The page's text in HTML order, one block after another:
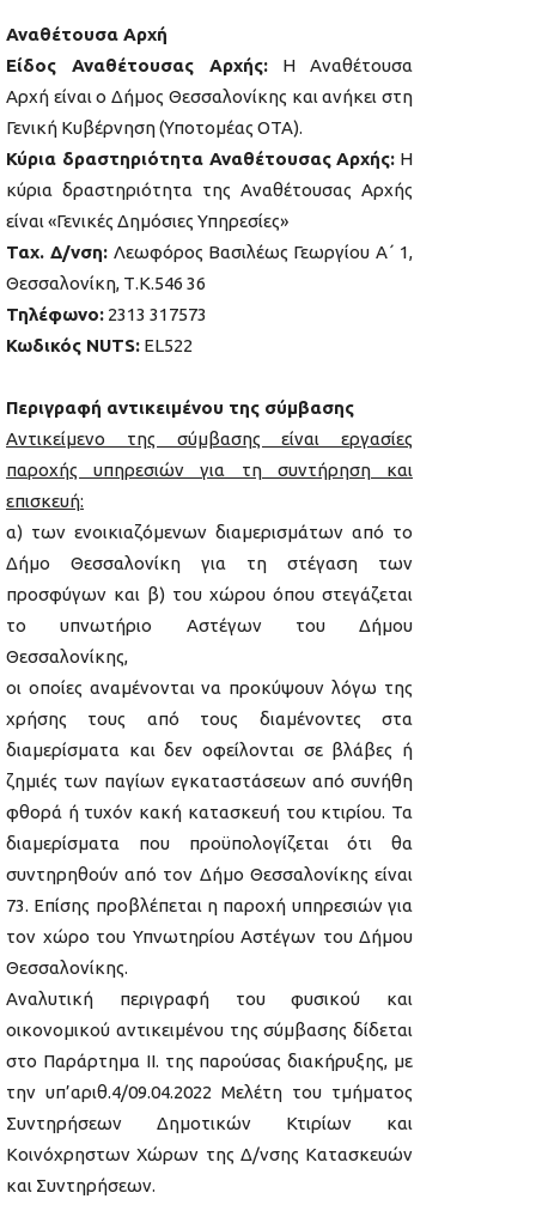
Αναθέτουσα Αρχή
Είδος Αναθέτουσας Αρχής: Η Αναθέτουσα
Αρχή είναι ο Δήμος Θεσσαλονίκης και ανήκει στη
Γενική Κυβέρνηση (Υποτομέας ΟΤΑ).
Κύρια δραστηριότητα Αναθέτουσας Αρχής: Η
κύρια δραστηριότητα της Αναθέτουσας Αρχής
είναι «Γενικές Δημόσιες Υπηρεσίες»
Ταχ. Δ/νση: Λεωφόρος Βασιλέως Γεωργίου Α΄ 1,
Θεσσαλονίκη, Τ.Κ.546 36
Τηλέφωνο: 2313 317573
Κωδικός NUTS: EL522
Περιγραφή αντικειμένου της σύμβασης
Αντικείμενο της σύμβασης είναι εργασίες
παροχής υπηρεσιών για τη συντήρηση και
επισκευή:
α) των ενοικιαζόμενων διαμερισμάτων από το
Δήμο Θεσσαλονίκη για τη στέγαση των
προσφύγων και β) του χώρου όπου στεγάζεται
το υπνωτήριο Αστέγων του Δήμου
Θεσσαλονίκης,
οι οποίες αναμένονται να προκύψουν λόγω της
χρήσης τους από τους διαμένοντες στα
διαμερίσματα και δεν οφείλονται σε βλάβες ή
ζημιές των παγίων εγκαταστάσεων από συνήθη
φθορά ή τυχόν κακή κατασκευή του κτιρίου. Τα
διαμερίσματα που προϋπολογίζεται ότι θα
συντηρηθούν από τον Δήμο Θεσσαλονίκης είναι
73. Επίσης προβλέπεται η παροχή υπηρεσιών για
τον χώρο του Υπνωτηρίου Αστέγων του Δήμου
Θεσσαλονίκης.
Αναλυτική περιγραφή του φυσικού και
οικονομικού αντικειμένου της σύμβασης δίδεται
στο Παράρτημα ΙΙ. της παρούσας διακήρυξης, με
την υπ’αριθ.4/09.04.2022 Μελέτη του τμήματος
Συντηρήσεων Δημοτικών Κτιρίων και
Κοινόχρηστων Χώρων της Δ/νσης Κατασκευών
και Συντηρήσεων.